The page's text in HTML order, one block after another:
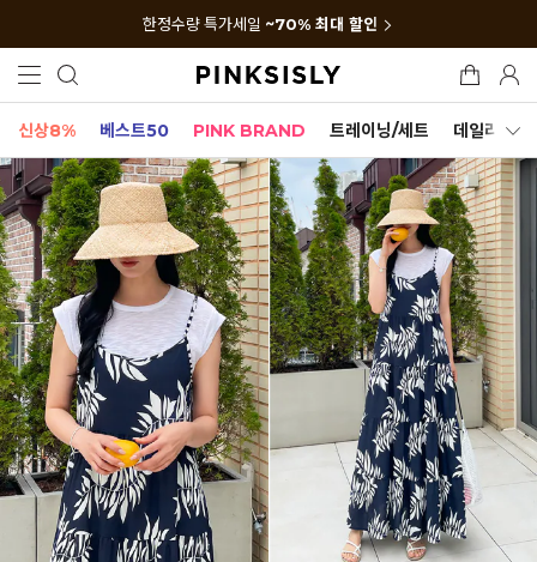
한정수량 특가세일 ~70% 최대 할인
신상8% 베스트50 PINK BRAND 트레이닝/세트 데일리세트